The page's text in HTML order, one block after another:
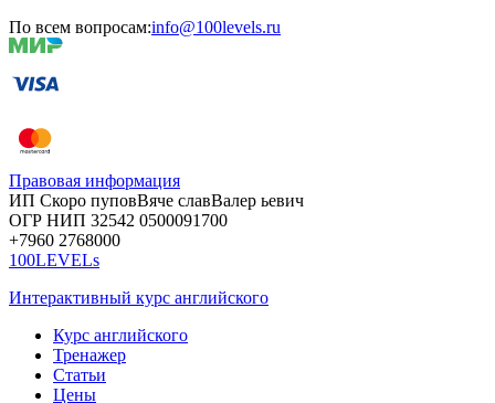
По всем вопросам:info@100levels.ru
Правовая информация
ИП Скоро пуповВяче славВалер ьевич
ОГР НИП 32542 0500091700
+7960 2768000
100LEVELs
Интерактивный курс английского
Курс английского
Тренажер
Статьи
Цены